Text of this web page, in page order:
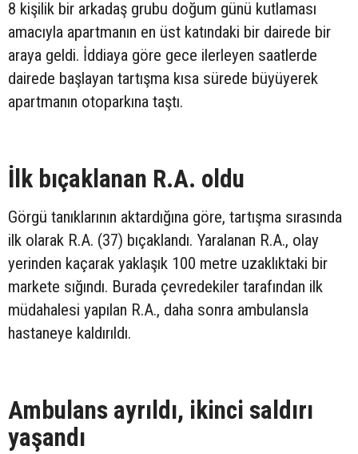
8 kişilik bir arkadaş grubu doğum günü kutlaması
amacıyla apartmanın en üst katındaki bir dairede bir
araya geldi. İddiaya göre gece ilerleyen saatlerde
dairede başlayan tartışma kısa sürede büyüyerek
apartmanın otoparkına taştı.
İlk bıçaklanan R.A. oldu
Görgü tanıklarının aktardığına göre, tartışma sırasında
ilk olarak R.A. (37) bıçaklandı. Yaralanan R.A., olay
yerinden kaçarak yaklaşık 100 metre uzaklıktaki bir
markete sığındı. Burada çevredekiler tarafından ilk
müdahalesi yapılan R.A., daha sonra ambulansla
hastaneye kaldırıldı.
Ambulans ayrıldı, ikinci saldırı
yaşandı